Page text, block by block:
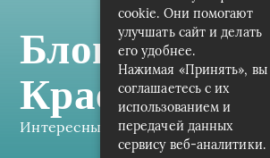
Блог
Краеведов
Интересные заметки каждый день
cookie. Они помогают
улучшать сайт и делать
его удобнее.
Нажимая «Принять», вы
соглашаетесь с их
использованием и
передачей данных
сервису веб-аналитики.